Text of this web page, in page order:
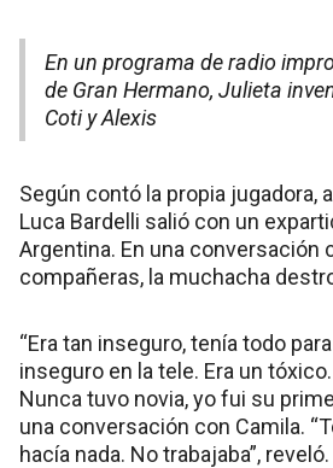
En un programa de radio
de Gran Hermano, Julieta
Coti y Alexis
Según contó la propia jugadora,
Luca Bardelli salió con un
Argentina. En una conversación
compañeras, la muchacha
“Era tan inseguro, tenía todo
inseguro en la tele. Era un
Nunca tuvo novia, yo fui su
una conversación con Camila.
hacía nada. No trabajaba”, reveló.